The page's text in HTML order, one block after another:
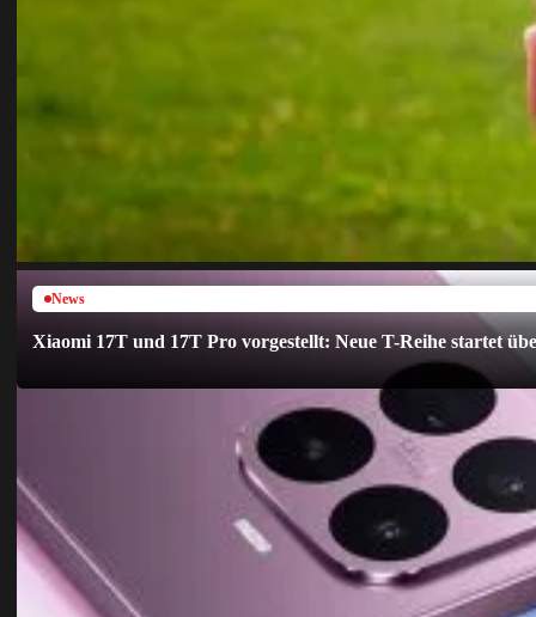
News
Xiaomi 17T und 17T Pro vorgestellt: Neue T-Reihe startet